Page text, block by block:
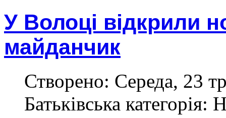
У Волоці відкрили
майданчик
Створено: Середа, 23
Батьківська категорія: